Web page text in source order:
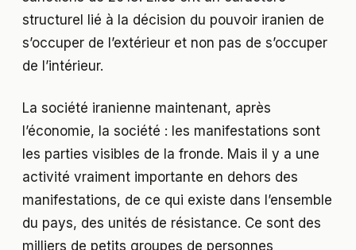
structurel lié à la décision du pouvoir iranien de
s’occuper de l’extérieur et non pas de s’occuper
de l’intérieur.
La société iranienne maintenant, après
l’économie, la société : les manifestations sont
les parties visibles de la fronde. Mais il y a une
activité vraiment importante en dehors des
manifestations, de ce qui existe dans l’ensemble
du pays, des unités de résistance. Ce sont des
milliers de petits groupes de personnes